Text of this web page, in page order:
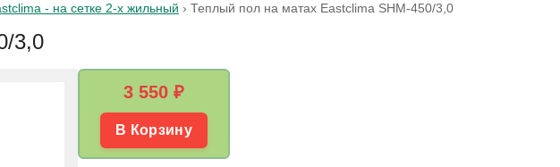
- на сетке 2-х жильный › Теплый пол на матах Eastclima SHM-450/3,0
3,0
3 550 ₽
В Корзину